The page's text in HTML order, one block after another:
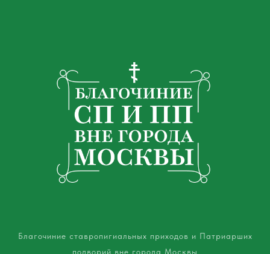
Благочиние ставропигиальных приходов и Патриарших
подворий вне города Москвы